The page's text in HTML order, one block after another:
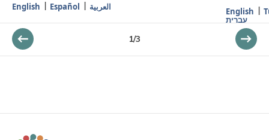
English
Español العربية
English
עברית
1/3